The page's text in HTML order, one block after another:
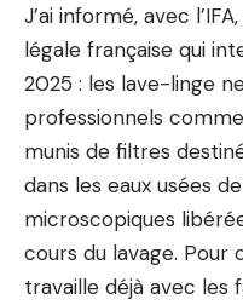
J’ai informé, avec
légale française qui
2025 : les lave-linge
professionnels
munis de filtres
dans les eaux usées
microscopiques
cours du lavage.
travaille déjà avec